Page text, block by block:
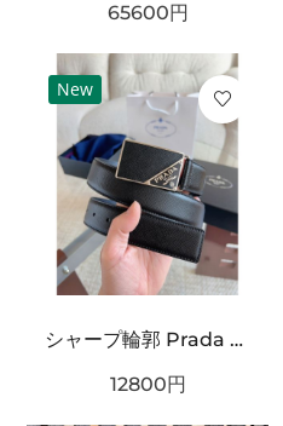
65600円
New
シャープ輪郭 Prada プラダ コピー ベルト ブラックレザー 細かなエンボス加工 サークルメタルバックル ロゴ刻印 都会的スタイル
12800円